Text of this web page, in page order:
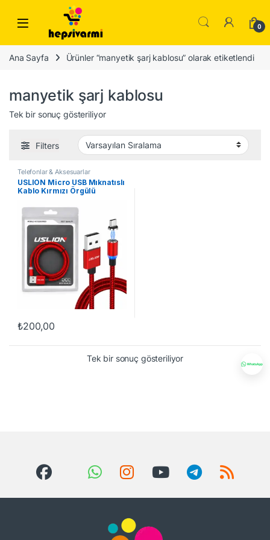
Skip to navigation
0
Ana Sayfa Ürünler “manyetik şarj kablosu” olarak etiketlendi
manyetik şarj kablosu
Tek bir sonuç gösteriliyor
Filters
Telefonlar & Aksesuarlar
USLION Micro USB Mıknatıslı
Kablo Kırmızı Örgülü
₺200,00
Tek bir sonuç gösteriliyor